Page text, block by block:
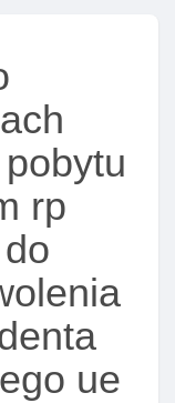
rp
ue
handlu
ofiarą handlu
na
że jest